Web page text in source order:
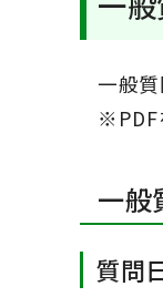
一般質
※PDF
一般
質問